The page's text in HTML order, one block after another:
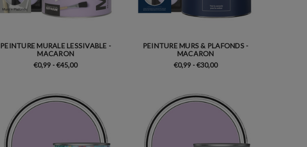
PEINTURE MURALE LESSIVABLE -
MACARON
€0,99 - €45,00
PEINTURE MURS & PLAFONDS -
MACARON
€0,99 - €30,00